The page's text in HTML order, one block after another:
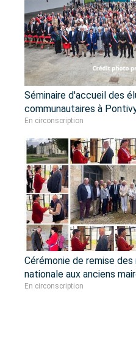
Séminaire d'accueil des
communautaires à
En circonscription
Cérémonie de remise
nationale aux anciens
En circonscription